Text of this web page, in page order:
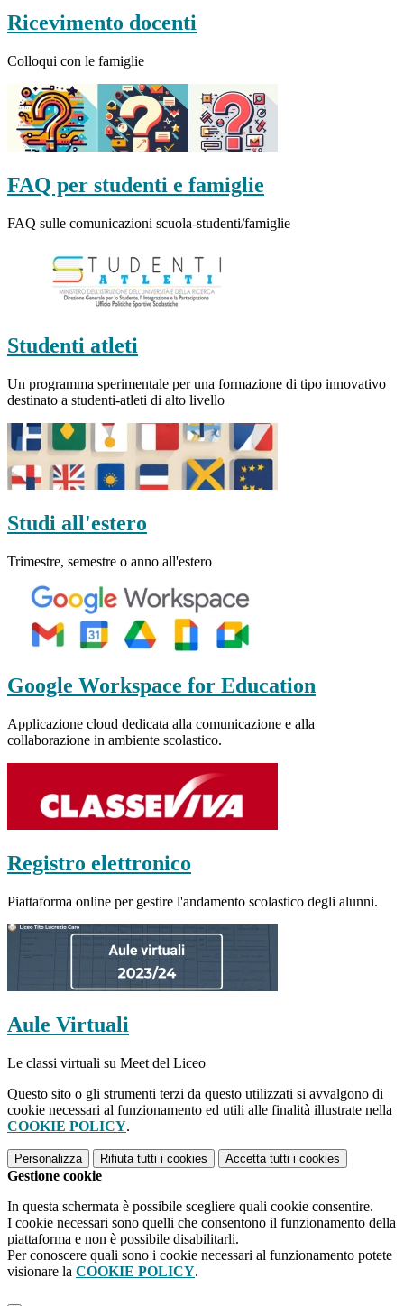
Ricevimento docenti
Colloqui con le famiglie
FAQ per studenti e famiglie
FAQ sulle comunicazioni scuola-studenti/famiglie
Studenti atleti
Un programma sperimentale per una formazione di tipo innovativo
destinato a studenti-atleti di alto livello
Studi all'estero
Trimestre, semestre o anno all'estero
Google Workspace for Education
Applicazione cloud dedicata alla comunicazione e alla
collaborazione in ambiente scolastico.
Registro elettronico
Piattaforma online per gestire l'andamento scolastico degli alunni.
Aule Virtuali
Le classi virtuali su Meet del Liceo
Questo sito o gli strumenti terzi da questo utilizzati si avvalgono di
cookie necessari al funzionamento ed utili alle finalità illustrate nella
COOKIE POLICY.
Personalizza Rifiuta tutti i cookies Accetta tutti i cookies
Gestione cookie
In questa schermata è possibile scegliere quali cookie consentire.
I cookie necessari sono quelli che consentono il funzionamento della
piattaforma e non è possibile disabilitarli.
Per conoscere quali sono i cookie necessari al funzionamento potete
visionare la COOKIE POLICY.